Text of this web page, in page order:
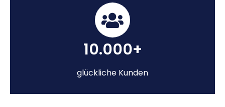
10.000+
glückliche Kunden